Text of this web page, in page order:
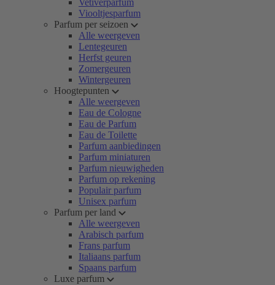
Vetiverparfum
Viooltjesparfum
Parfum per seizoen
Alle weergeven
Lentegeuren
Herfst geuren
Zomergeuren
Wintergeuren
Hoogtepunten
Alle weergeven
Eau de Cologne
Eau de Parfum
Eau de Toilette
Parfum aanbiedingen
Parfum miniaturen
Parfum nieuwigheden
Parfum op rekening
Populair parfum
Unisex parfum
Parfum per land
Alle weergeven
Arabisch parfum
Frans parfum
Italiaans parfum
Spaans parfum
Luxe parfum